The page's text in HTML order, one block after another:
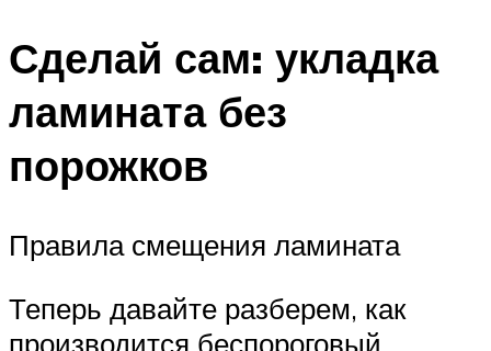
Сделай сам: укладка
ламината без
порожков
Правила смещения ламината
Теперь давайте разберем, как
производится беспороговый